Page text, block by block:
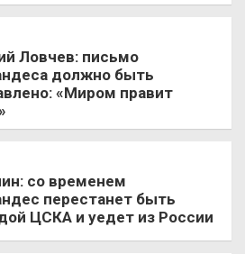
Ловчев: письмо
должно быть
«Миром правит
со временем
перестанет быть
ЦСКА и уедет из России